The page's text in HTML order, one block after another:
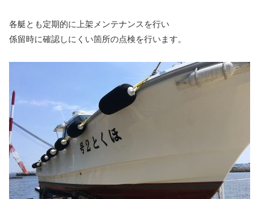
各艇とも定期的に上架メンテナンスを行い
係留時に確認しにくい箇所の点検を行います。